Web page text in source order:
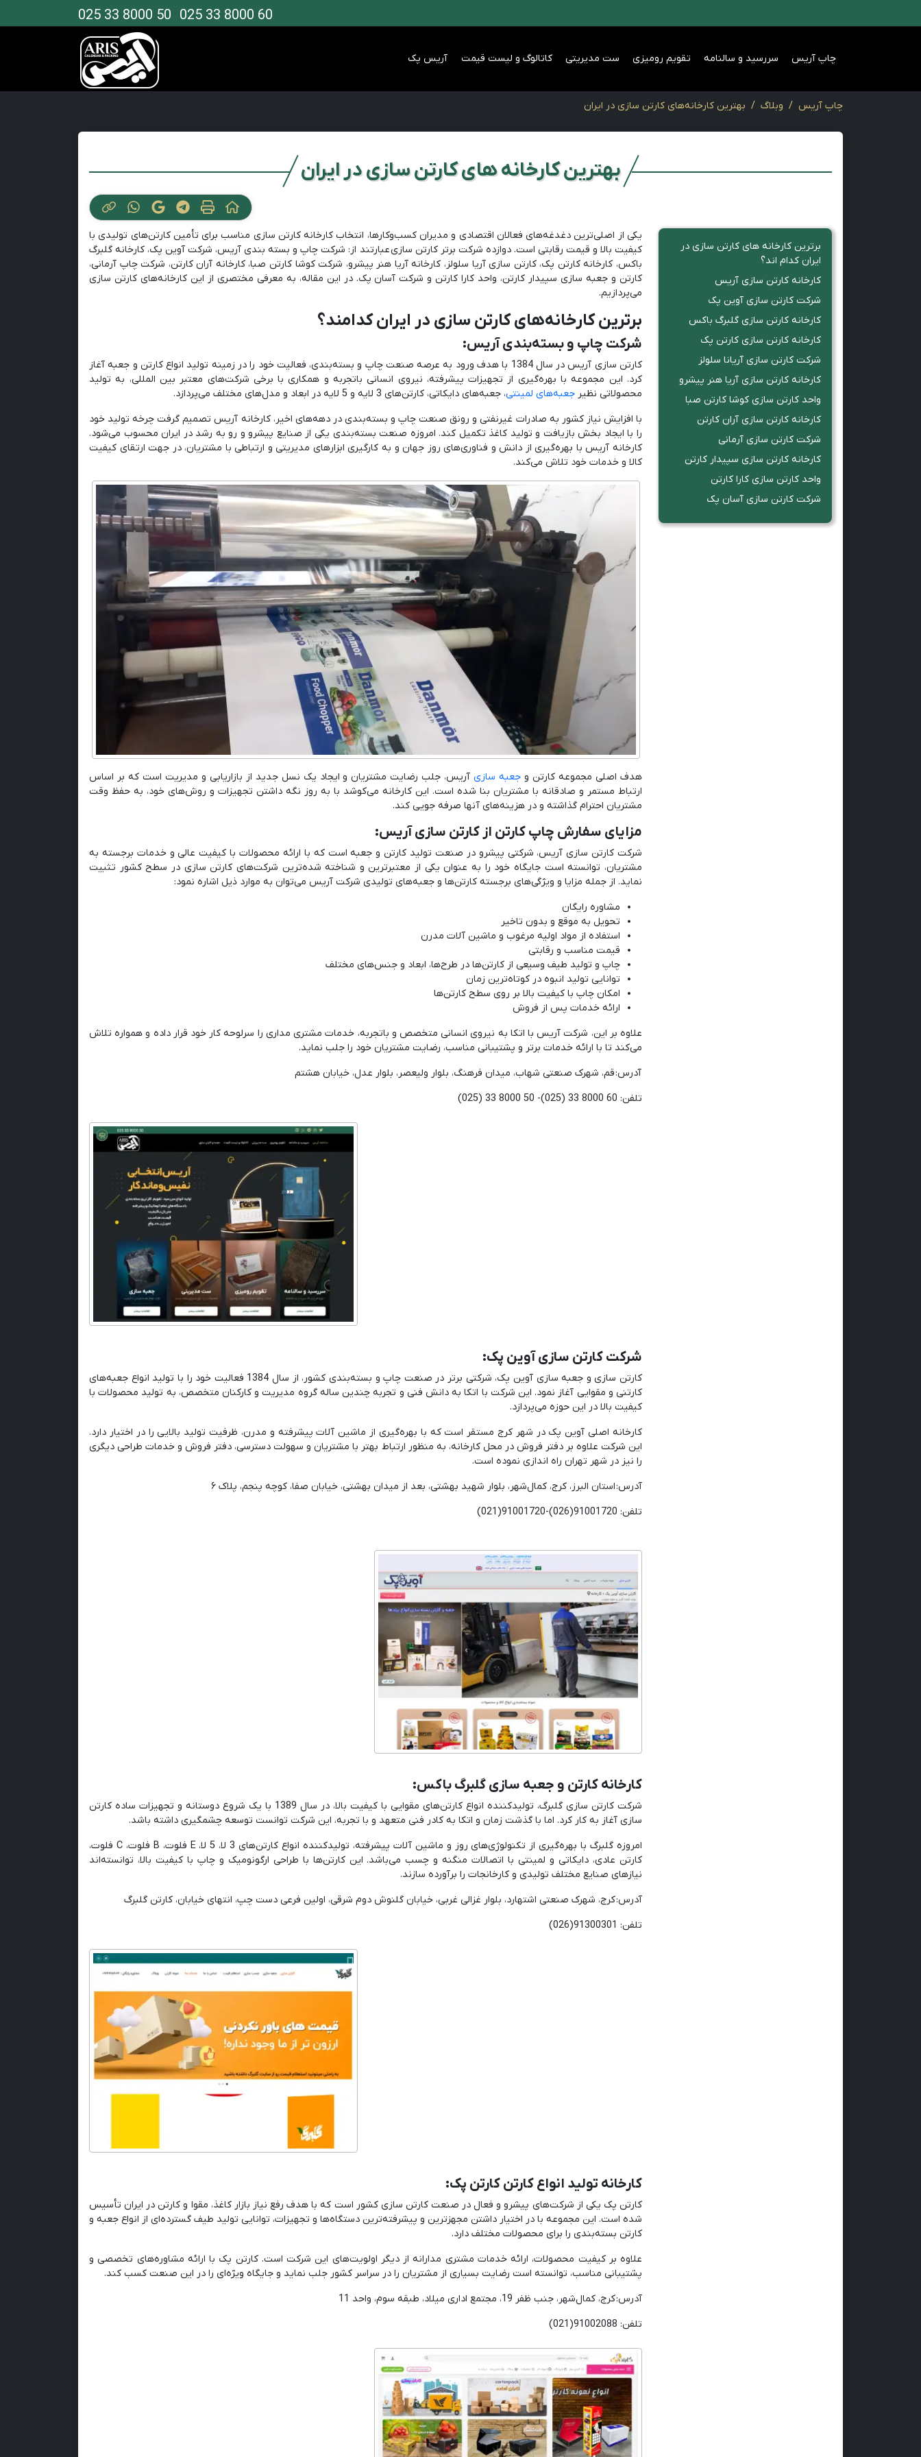
025 33 8000 60
025 33 8000 50
چاپ آریس سررسید و سالنامه تقویم رومیزی ست مدیریتی کاتالوگ و لیست قیمت آریس پک
چاپ آریس وبلاگ بهترین کارخانه‌های کارتن سازی در ایران
بهترین کارخانه های کارتن سازی در ایران
برترین کارخانه های کارتن سازی در
ایران کدام اند؟
کارخانه کارتن سازی آریس
شرکت کارتن سازی آوین پک
کارخانه کارتن سازی گلبرگ باکس
کارخانه کارتن سازی کارتن پک
شرکت کارتن سازی آریانا سلولز
کارخانه کارتن سازی آریا هنر پیشرو
واحد کارتن سازی کوشا کارتن صبا
کارخانه کارتن سازی آران کارتن
شرکت کارتن سازی آرمانی
کارخانه کارتن سازی سپیدار کارتن
واحد کارتن سازی کارا کارتن
شرکت کارتن سازی آسان پک
یکی از اصلی‌ترین دغدغه‌های فعالان اقتصادی و مدیران کسب‌و‌کارها، انتخاب کارخانه کارتن سازی مناسب برای تأمین کارتن‌های تولیدی با
کیفیت بالا و قیمت رقابتی است. دوازده شرکت‌ برتر کارتن سازی عبارتند از: شرکت چاپ و بسته بندی آریس، شرکت آوین پک، کارخانه گلبرگ
باکس، کارخانه کارتن پک، کارتن سازی آریا سلولز، کارخانه آریا هنر پیشرو، شرکت کوشا کارتن صبا، کارخانه آران کارتن، شرکت چاپ آرمانی،
کارتن و جعبه سازی سپیدار کارتن، واحد کارا کارتن و شرکت آسان پک. در این مقاله، به معرفی مختصری از این کارخانه‌های کارتن سازی
می‌پردازیم.
برترین کارخانه‌های کارتن سازی در ایران کدامند؟
شرکت چاپ و بسته‌بندی آریس:
کارتن سازی آریس در سال 1384 با هدف ورود به عرصه صنعت چاپ و بسته‌بندی، فعالیت خود را در زمینه تولید انواع کارتن و جعبه آغاز
کرد. این مجموعه با بهره‌گیری از تجهیزات پیشرفته، نیروی انسانی با‌تجربه و همکاری با برخی شرکت‌های معتبر بین المللی، به تولید
محصولاتی نظیر جعبه‌های لمینتی، جعبه‌های دایکاتی، کارتن‌های 3 لایه و 5 لایه در ابعاد و مدل‌های مختلف می‌پردازد.
با افزایش نیاز کشور به صادرات غیرنفتی و رونق صنعت چاپ و بسته‌بندی در دهه‌های اخیر، کارخانه آریس تصمیم گرفت چرخه تولید خود
را با ایجاد بخش بازیافت و تولید کاغذ تکمیل کند. امروزه صنعت بسته‌بندی یکی از صنایع پیشرو و رو به رشد در ایران محسوب می‌شود.
کارخانه آریس با بهره‌گیری از دانش و فناوری‌های روز جهان و به کارگیری ابزارهای مدیریتی و ارتباطی با مشتریان، در جهت ارتقای کیفیت
کالا و خدمات خود تلاش می‌کند.
هدف اصلی مجموعه کارتن و جعبه سازیآریس، جلب رضایت مشتریان و ایجاد یک نسل جدید از بازاریابی و مدیریت است که بر اساس
ارتباط مستمر و صادقانه با مشتریان بنا شده است. این کارخانه می‌کوشد با به روز نگه داشتن تجهیزات و روش‌های خود، به حفظ وقت
مشتریان احترام گذاشته و در هزینه‌های آنها صرفه جویی کند.
مزایای سفارش چاپ کارتن از کارتن سازی آریس:
شرکت کارتن سازی آریس، شرکتی پیشرو در صنعت تولید کارتن و جعبه‌ است که با ارائه محصولات با کیفیت عالی و خدمات برجسته به
مشتریان، توانسته است جایگاه خود را به عنوان یکی از معتبرترین و شناخته‌ شده‌ترین شرکت‌های کارتن سازی در سطح کشور تثبیت
نماید. از جمله مزایا و ویژگی‌های برجسته کارتن‌ها و جعبه‌های تولیدی شرکت آریس می‌توان به موارد ذیل اشاره نمود:
مشاوره رایگان
تحویل به موقع و بدون تاخیر
استفاده از مواد اولیه مرغوب و ماشین آلات مدرن
قیمت مناسب و رقابتی
چاپ و تولید طیف وسیعی از کارتن‌ها در طرح‌ها، ابعاد و جنس‌های مختلف
توانایی تولید انبوه در کوتاه‌ترین زمان
امکان چاپ با کیفیت بالا بر روی سطح کارتن‌ها
ارائه خدمات پس از فروش
علاوه بر این، شرکت آریس با اتکا به نیروی انسانی متخصص و باتجربه، خدمات مشتری‌ مداری را سرلوحه کار خود قرار داده و همواره تلاش
می‌کند تا با ارائه خدمات برتر و پشتیبانی مناسب، رضایت مشتریان خود را جلب نماید.
آدرس: قم، شهرک صنعتی شهاب، میدان فرهنگ، بلوار ولیعصر، بلوار عدل، خیابان هشتم
تلفن: (025) 33 8000 50 -(025) 33 8000 60
شرکت کارتن سازی آوین پک:
کارتن سازی و جعبه سازی آوین پک، شرکتی برتر در صنعت چاپ و بسته‌بندی کشور، از سال 1384 فعالیت خود را با تولید انواع جعبه‌های
کارتنی و مقوایی آغاز نمود. این شرکت با اتکا به دانش فنی و تجربه چندین ساله گروه مدیریت و کارکنان متخصص، به تولید محصولات با
کیفیت بالا در این حوزه می‌پردازد.
کارخانه اصلی آوین پک در شهر کرج مستقر است که با بهره‌گیری از ماشین آلات پیشرفته و مدرن، ظرفیت تولید بالایی را در اختیار دارد.
این شرکت علاوه بر دفتر فروش در محل کارخانه، به منظور ارتباط بهتر با مشتریان و سهولت دسترسی، دفتر فروش و خدمات طراحی دیگری
را نیز در شهر تهران راه اندازی نموده است.
آدرس: استان البرز، کرج، کمال‌شهر، بلوار شهید بهشتی، بعد از میدان بهشتی، خیابان صفا، کوچه پنجم، پلاک ۶
تلفن: (021)91001720-(026)91001720
کارخانه کارتن و جعبه سازی گلبرگ باکس:
شرکت کارتن سازی گلبرگ، تولیدکننده انواع کارتن‌های مقوایی با کیفیت بالا، در سال 1389 با یک شروع دوستانه و تجهیزات ساده کارتن
سازی آغاز به کار کرد. اما با گذشت زمان و اتکا به کادر فنی متعهد و با تجربه، این شرکت توانست توسعه چشمگیری داشته باشد.
امروزه گلبرگ با بهره‌گیری از تکنولوژی‌های روز و ماشین آلات پیشرفته، تولیدکننده انواع کارتن‌های 3 لا، 5 لا، E فلوت، B فلوت، C فلوت،
کارتن عادی، دایکاتی و لمینتی با اتصالات منگنه و چسب می‌باشد. این کارتن‌ها با طراحی ارگونومیک و چاپ با کیفیت بالا، توانسته‌اند
نیازهای صنایع مختلف تولیدی و کارخانجات را برآورده سازند.
آدرس: کرج، شهرک صنعتی اشتهارد، بلوار غزالی غربی، خیابان گلنوش دوم شرقی، اولین فرعی دست چپ، انتهای خیابان، کارتن گلبرگ
تلفن: (026)91300301
کارخانه تولید انواع کارتن کارتن پک:
کارتن پک یکی از شرکت‌های پیشرو و فعال در صنعت کارتن سازی کشور است که با هدف رفع نیاز بازار کاغذ، مقوا و کارتن در ایران تأسیس
شده است. این مجموعه با در اختیار داشتن مجهزترین و پیشرفته‌ترین دستگاه‌ها و تجهیزات، توانایی تولید طیف گسترده‌ای از انواع جعبه و
کارتن بسته‌بندی را برای محصولات مختلف دارد.
علاوه بر کیفیت محصولات، ارائه خدمات مشتری‌ مدارانه از دیگر اولویت‌های این شرکت است. کارتن پک با ارائه مشاوره‌های تخصصی و
پشتیبانی مناسب، توانسته است رضایت بسیاری از مشتریان را در سراسر کشور جلب نماید و جایگاه ویژه‌ای را در این صنعت کسب کند.
آدرس: کرج، کمال‌شهر، جنب ظفر 19، مجتمع اداری میلاد، طبقه سوم، واحد 11
تلفن: (021)91002088